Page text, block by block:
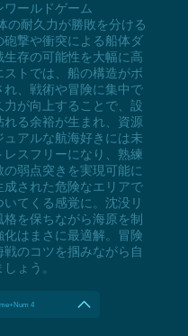
ールドゲーム
の耐久力が勝敗を分ける
撃や衝突による船体ダ
生存の可能性を大幅に高
トでは、船の構造がボ
、戦術や冒険に集中で
が向上することで、設
る余裕が生まれ、資源
アルな航海好きには未
スフリーになり、熟練
弱点突きを実現可能に
成された危険なエリアで
てくる感覚に。沈没リ
を保ちながら海原を制
はまさに最適解。冒険
のコツを掴みながら自
ょう。
4